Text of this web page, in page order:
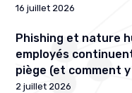
16 juillet 2026
Phishing et nature
employés
piège (et comment
2 juillet 2026